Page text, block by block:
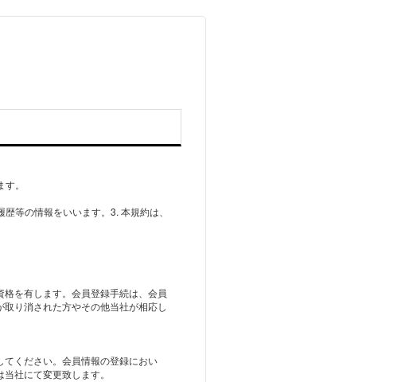
。
等の情報をいいます。3. 本規約は、
を有します。会員登録手続は、会員
り消された方やその他当社が相応し
ください。会員情報の登録におい
社にて変更致します。